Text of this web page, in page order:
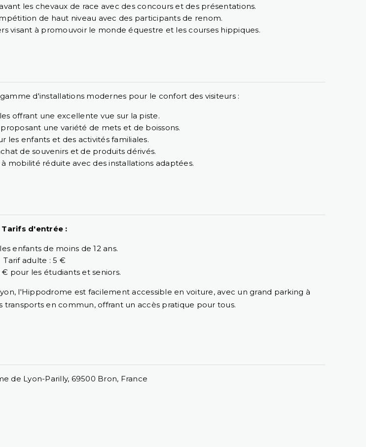
les chevaux de race avec des concours et des présentations.
de haut niveau avec des participants de renom.
visant à promouvoir le monde équestre et les courses hippiques.
d'installations modernes pour le confort des visiteurs :
offrant une excellente vue sur la piste.
une variété de mets et de boissons.
les enfants et des activités familiales.
de souvenirs et de produits dérivés.
mobilité réduite avec des installations adaptées.
Tarifs d'entrée :
enfants de moins de 12 ans.
Tarif adulte : 5 €
€ pour les étudiants et seniors.
l'Hippodrome est facilement accessible en voiture, avec un grand parking à
transports en commun, offrant un accès pratique pour tous.
de Lyon-Parilly, 69500 Bron, France